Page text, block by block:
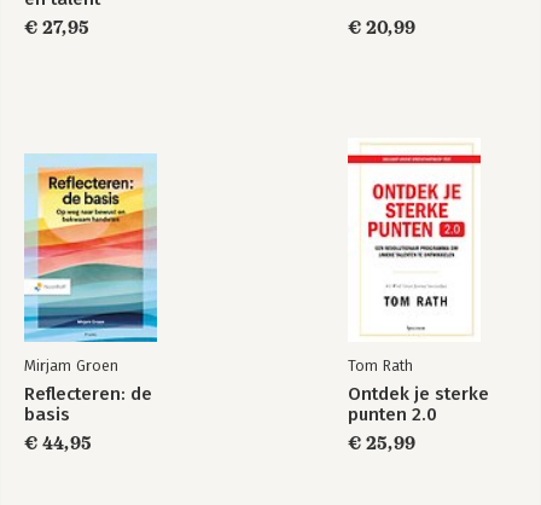
doet, zijn er mogelijkheden te over om
stem?
€ 27,95
€ 20,99
Mirjam Groen
Reflecteren: de
basis
€ 44,95
Tom Rath
Ontdek je sterke
punten 2.0
€ 25,99